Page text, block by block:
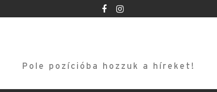
to
Pole pozícióba hozzuk a híreket!